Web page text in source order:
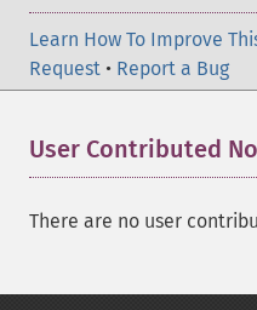
Learn How To Improve
Request • Report a Bug
User Contributed
There are no user